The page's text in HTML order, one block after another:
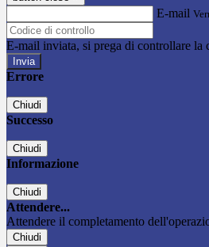
E-mail
E-mail inviata, si prega di controllare la
Errore
Chiudi
Successo
Chiudi
Informazione
Chiudi
Attendere...
Attendere il completamento
Chiudi